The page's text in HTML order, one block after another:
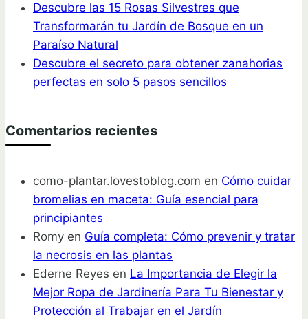
Descubre las 15 Rosas Silvestres que
Transformarán tu Jardín de Bosque en un
Paraíso Natural
Descubre el secreto para obtener zanahorias
perfectas en solo 5 pasos sencillos
Comentarios recientes
como-plantar.lovestoblog.com en Cómo cuidar
bromelias en maceta: Guía esencial para
principiantes
Romy en Guía completa: Cómo prevenir y tratar
la necrosis en las plantas
Ederne Reyes en La Importancia de Elegir la
Mejor Ropa de Jardinería Para Tu Bienestar y
Protección al Trabajar en el Jardín